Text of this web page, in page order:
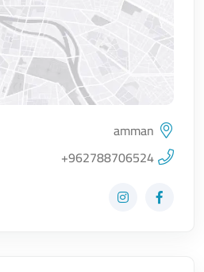
اضغط لتحميل الموقع
amman
+962788706524
زيارة حساب المتجر على Facebook-f
زيارة حساب المتجر على Instagram